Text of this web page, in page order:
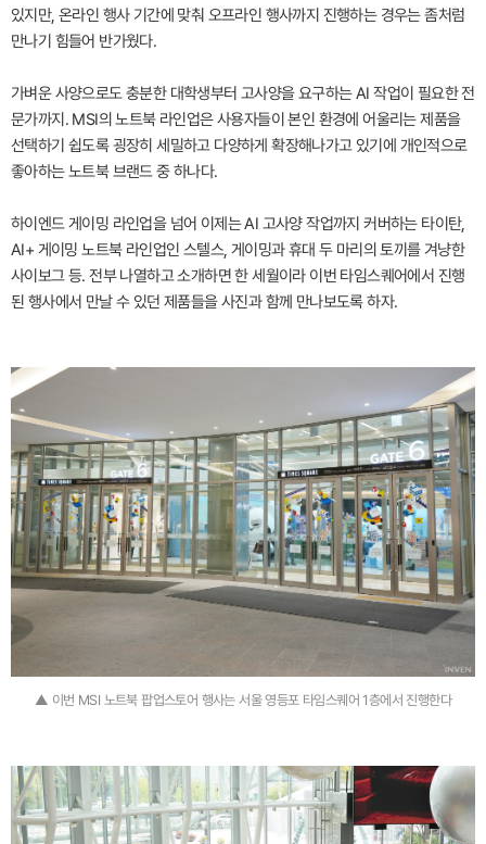
있지만, 온라인 행사 기간에 맞춰 오프라인 행사까지 진행하는 경우는 좀처럼
만나기 힘들어 반가웠다.
가벼운 사양으로도 충분한 대학생부터 고사양을 요구하는 AI 작업이 필요한 전
문가까지. MSI의 노트북 라인업은 사용자들이 본인 환경에 어울리는 제품을
선택하기 쉽도록 굉장히 세밀하고 다양하게 확장해나가고 있기에 개인적으로
좋아하는 노트북 브랜드 중 하나다.
하이엔드 게이밍 라인업을 넘어 이제는 AI 고사양 작업까지 커버하는 타이탄,
AI+ 게이밍 노트북 라인업인 스텔스, 게이밍과 휴대 두 마리의 토끼를 겨냥한
사이보그 등. 전부 나열하고 소개하면 한 세월이라 이번 타임스퀘어에서 진행
된 행사에서 만날 수 있던 제품들을 사진과 함께 만나보도록 하자.
▲ 이번 MSI 노트북 팝업스토어 행사는 서울 영등포 타임스퀘어 1층에서 진행한다